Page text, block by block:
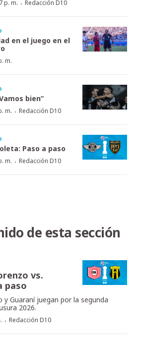
p. m. · Redacción D10
en el juego en el
m.
bien”
m. · Redacción D10
Paso a paso
m. · Redacción D10
de esta sección
vs.
paso
y Guaraní juegan por la segunda
2026.
· Redacción D10